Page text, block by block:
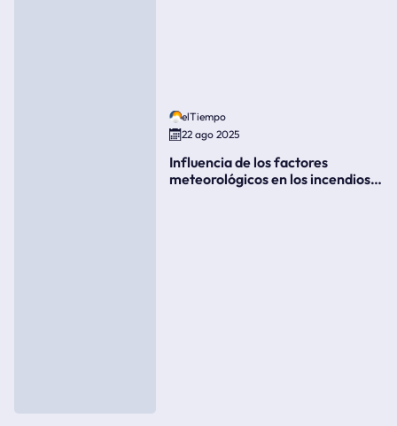
elTiempo
22 ago 2025
Influencia de los factores
meteorológicos en los incendios